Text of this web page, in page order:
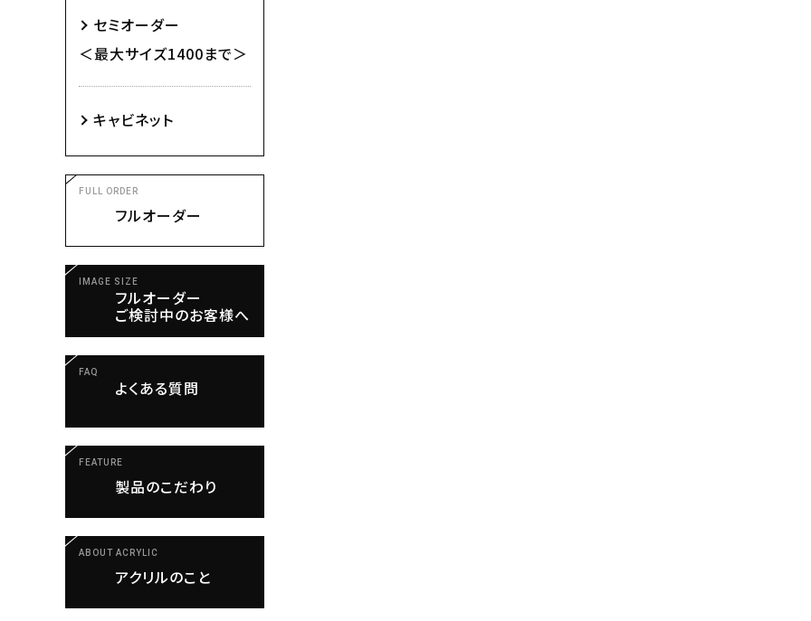
セミオーダー
＜最大サイズ1400まで＞
キャビネット
FULL ORDER
フルオーダー
IMAGE SIZE
フルオーダー
ご検討中のお客様へ
FAQ
よくある質問
FEATURE
製品のこだわり
ABOUT ACRYLIC
アクリルのこと